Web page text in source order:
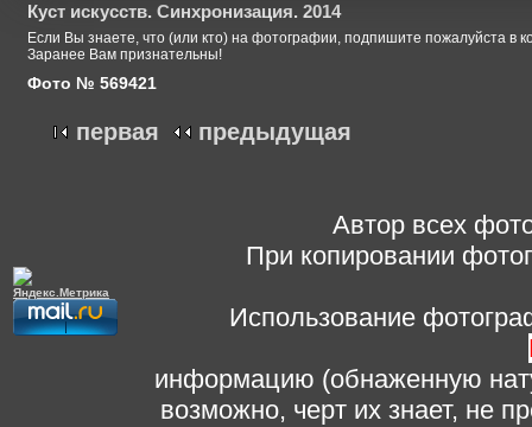
Куст искусств. Синхронизация. 2014
Если Вы знаете, что (или кто) на фотографии, подпишите пожалуйста в
Заранее Вам признательны!
Фото № 569421
первая предыдущая
Автор всех
При копировании
Использование
информацию (обнаженную
возможно, черт их знает, не